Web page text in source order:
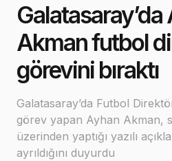
Galatasaray’da
Akman futbol
görevini bıraktı
Galatasaray’da Futbol
görev yapan Ayhan Akman,
üzerinden yaptığı yazılı
ayrıldığını duyurdu